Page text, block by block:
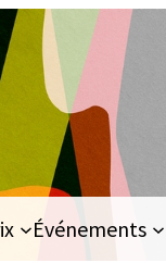
Événements